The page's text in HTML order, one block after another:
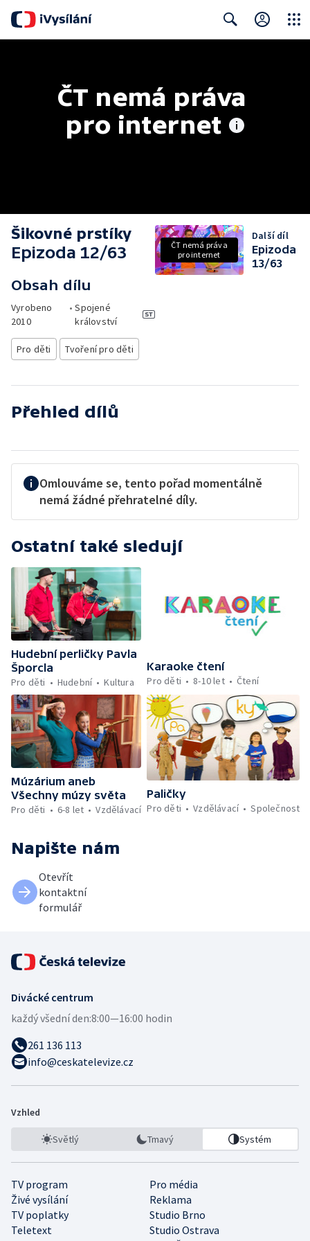
ČT nemá práva
pro internet
Šikovné prstíky
Epizoda 12/63
Obsah dílu
Vyrobeno
2010
• Spojené
království
Pro děti Tvoření pro děti
ČT nemá práva
pro internet
Další díl
Epizoda
13/63
Přehled dílů
Omlouváme se, tento pořad momentálně
nemá žádné přehratelné díly.
Ostatní také sledují
Hudební perličky Pavla
Šporcla
Pro děti
Hudební Kultura
Karaoke čtení
Pro děti
8-10 let Čtení
Múzárium aneb
Všechny múzy světa
Pro děti
6-8 let Vzdělávací
Paličky
Pro děti
Vzdělávací Společnost
Napište nám
Otevřít
kontaktní
formulář
Divácké centrum
každý všední den:8:00—16:00 hodin
261 136 113
info@ceskatelevize.cz
Vzhled
Světlý Tmavý Systém
TV program
Pro média
Živé vysílání
Reklama
TV poplatky
Studio Brno
Teletext
Studio Ostrava